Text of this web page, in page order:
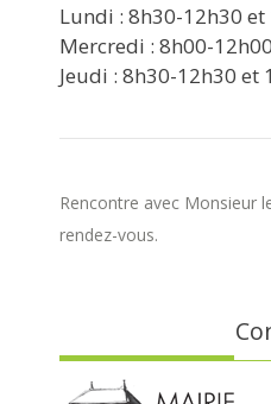
Lundi : 8h30-12h30
Mercredi : 8h00-12h00
Jeudi : 8h30-12h30 et
Rencontre avec Monsieur
rendez-vous.